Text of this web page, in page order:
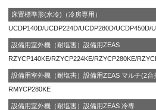
床置標準形(水冷)（冷房専用）
UCDP140D/UCDP224D/UCDP280D/UCDP450D/
設備用室外機（耐塩害）設備用ZEAS
RZYCP140KE/RZYCP224KE/RZYCP280KE/
設備用室外機（耐塩害）設備用ZEAS マルチ(2台
RMYCP280KE
設備用室外機（耐塩害）設備用ZEAS 冷専